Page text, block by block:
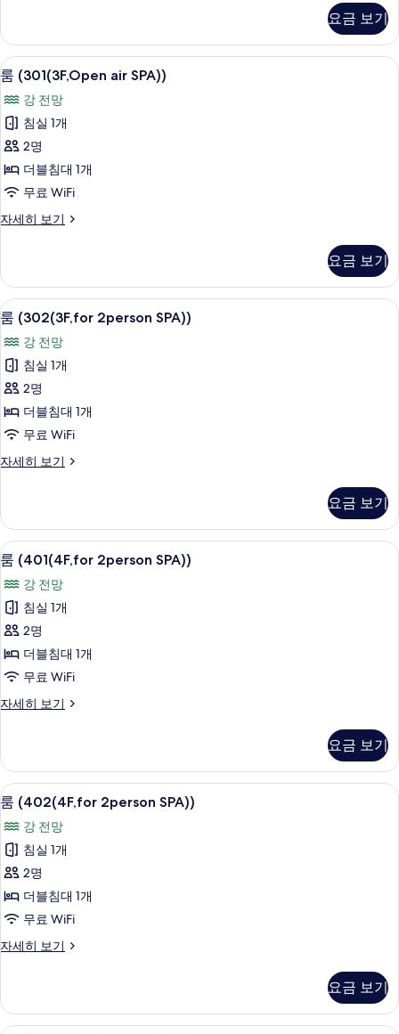
자
세
히
보
기
요금 보기
룸
(301(3F,Open
air
SPA))
사
진
모
두
8
룸 (301(3F,Open air SPA))
강 전망
침실 1개
2명
더블침대 1개
무료 WiFi
자세히 보기
룸
자
세
히
보
기
요금 보기
룸
(302(3F,for
2person
SPA))
사
진
모
두
8
룸 (302(3F,for 2person SPA))
강 전망
침실 1개
2명
더블침대 1개
무료 WiFi
자세히 보기
룸
자
세
히
보
기
요금 보기
룸
(401(4F,for
2person
SPA))
사
진
모
두
9
룸 (401(4F,for 2person SPA))
강 전망
침실 1개
2명
더블침대 1개
무료 WiFi
자세히 보기
룸
자
세
히
보
기
요금 보기
룸
(402(4F,for
2person
SPA))
사
진
모
두
10
룸 (402(4F,for 2person SPA))
강 전망
침실 1개
2명
더블침대 1개
무료 WiFi
자세히 보기
룸
자
세
요금 보기